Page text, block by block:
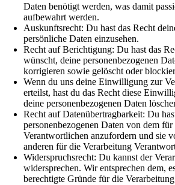
Daten benötigt werden, was damit
aufbewahrt werden.
Auskunftsrecht: Du hast das Recht
persönliche Daten einzusehen.
Recht auf Berichtigung: Du hast das
wünscht, deine personenbezogenen
korrigieren sowie gelöscht oder
Wenn du uns deine Einwilligung zur
erteilst, hast du das Recht diese
deine personenbezogenen Daten
Recht auf Datenübertragbarkeit: Du
personenbezogenen Daten von dem
Verantwortlichen anzufordern und sie
anderen für die Verarbeitung
Widerspruchsrecht: Du kannst der
widersprechen. Wir entsprechen dem,
berechtigte Gründe für die